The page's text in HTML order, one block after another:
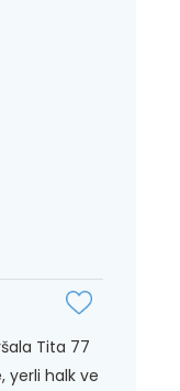
Tita 77
yerli halk ve